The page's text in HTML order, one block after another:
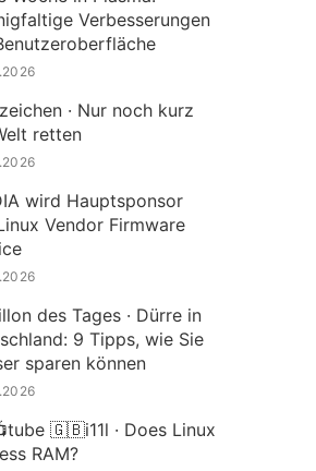
Verbesserungen
· Nur noch kurz
retten
wird Hauptsponsor
Vendor Firmware
des Tages · Dürre in
9 Tipps, wie Sie
sparen können
🇬🇧i11l · Does Linux
RAM?